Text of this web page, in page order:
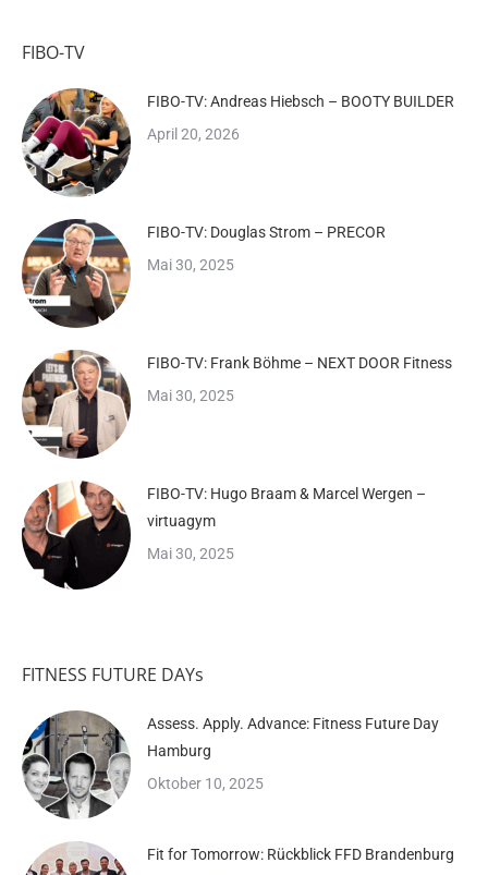
FIBO-TV
FIBO-TV: Andreas Hiebsch – BOOTY BUILDER
April 20, 2026
FIBO-TV: Douglas Strom – PRECOR
Mai 30, 2025
FIBO-TV: Frank Böhme – NEXT DOOR Fitness
Mai 30, 2025
FIBO-TV: Hugo Braam & Marcel Wergen –
virtuagym
Mai 30, 2025
FITNESS FUTURE DAYs
Assess. Apply. Advance: Fitness Future Day
Hamburg
Oktober 10, 2025
Fit for Tomorrow: Rückblick FFD Brandenburg